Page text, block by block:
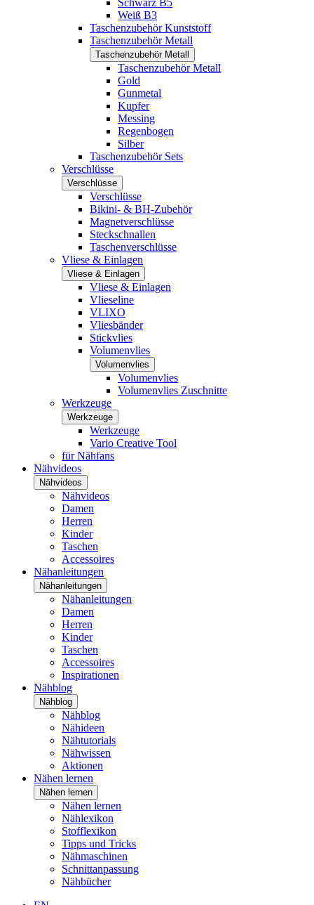
Schwarz B5
Weiß B3
Taschenzubehör Kunststoff
Taschenzubehör Metall
Taschenzubehör Metall
Taschenzubehör Metall
Gold
Gunmetal
Kupfer
Messing
Regenbogen
Silber
Taschenzubehör Sets
Verschlüsse
Verschlüsse
Verschlüsse
Bikini- & BH-Zubehör
Magnetverschlüsse
Steckschnallen
Taschenverschlüsse
Vliese & Einlagen
Vliese & Einlagen
Vliese & Einlagen
Vlieseline
VLIXO
Vliesbänder
Stickvlies
Volumenvlies
Volumenvlies
Volumenvlies
Volumenvlies Zuschnitte
Werkzeuge
Werkzeuge
Werkzeuge
Vario Creative Tool
für Nähfans
Nähvideos
Nähvideos
Nähvideos
Damen
Herren
Kinder
Taschen
Accessoires
Nähanleitungen
Nähanleitungen
Nähanleitungen
Damen
Herren
Kinder
Taschen
Accessoires
Inspirationen
Nähblog
Nähblog
Nähblog
Nähideen
Nähtutorials
Nähwissen
Aktionen
Nähen lernen
Nähen lernen
Nähen lernen
Nählexikon
Stofflexikon
Tipps und Tricks
Nähmaschinen
Schnittanpassung
Nähbücher